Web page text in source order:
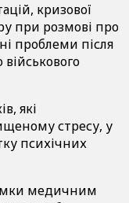
кризової
при розмові про
проблеми після
які
стресу, у
психічних
медичним